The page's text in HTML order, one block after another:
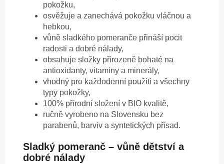
pokožku,
osvěžuje a zanechává pokožku vláčnou a
hebkou,
vůně sladkého pomeranče přináší pocit
radosti a dobré nálady,
obsahuje složky přirozeně bohaté na
antioxidanty, vitaminy a minerály,
vhodný pro každodenní použití a všechny
typy pokožky,
100% přírodní složení v BIO kvalitě,
ručně vyrobeno na Slovensku bez
parabenů, barviv a syntetických přísad.
Sladký pomeranč – vůně dětství a
dobré nálady